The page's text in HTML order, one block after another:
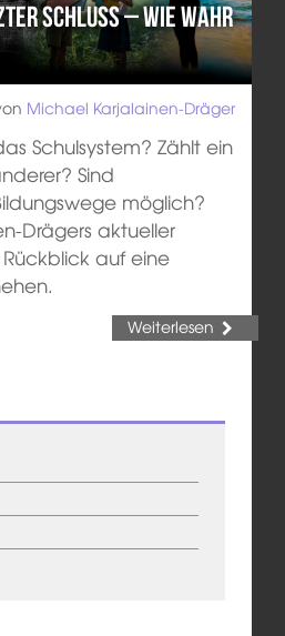
Schluss – Wie wahr
Michael Karjalainen-Dräger
Schulsystem? Zählt ein
Sind
möglich?
Drägers aktueller
auf eine
Weiterlesen